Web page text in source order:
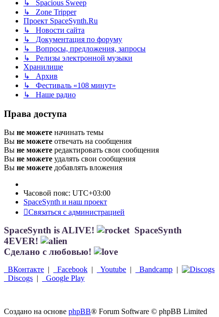
↳ Spacious Sweep
↳ Zone Tripper
Проект SpaceSynth.Ru
↳ Новости сайта
↳ Документация по форуму
↳ Вопросы, предложения, запросы
↳ Релизы электронной музыки
Хранилище
↳ Архив
↳ Фестиваль «108 минут»
↳ Наше радио
Права доступа
Вы не можете начинать темы
Вы не можете отвечать на сообщения
Вы не можете редактировать свои сообщения
Вы не можете удалять свои сообщения
Вы не можете добавлять вложения
Часовой пояс: UTC+03:00
SpaceSynth и наш проект
Связаться с администрацией
SpaceSynth is ALIVE!
SpaceSynth
4EVER!
Сделано с любовью!
ВКонтакте | Facebook | Youtube | Bandcamp |
Discogs | Google Play
Создано на основе phpBB® Forum Software © phpBB Limited